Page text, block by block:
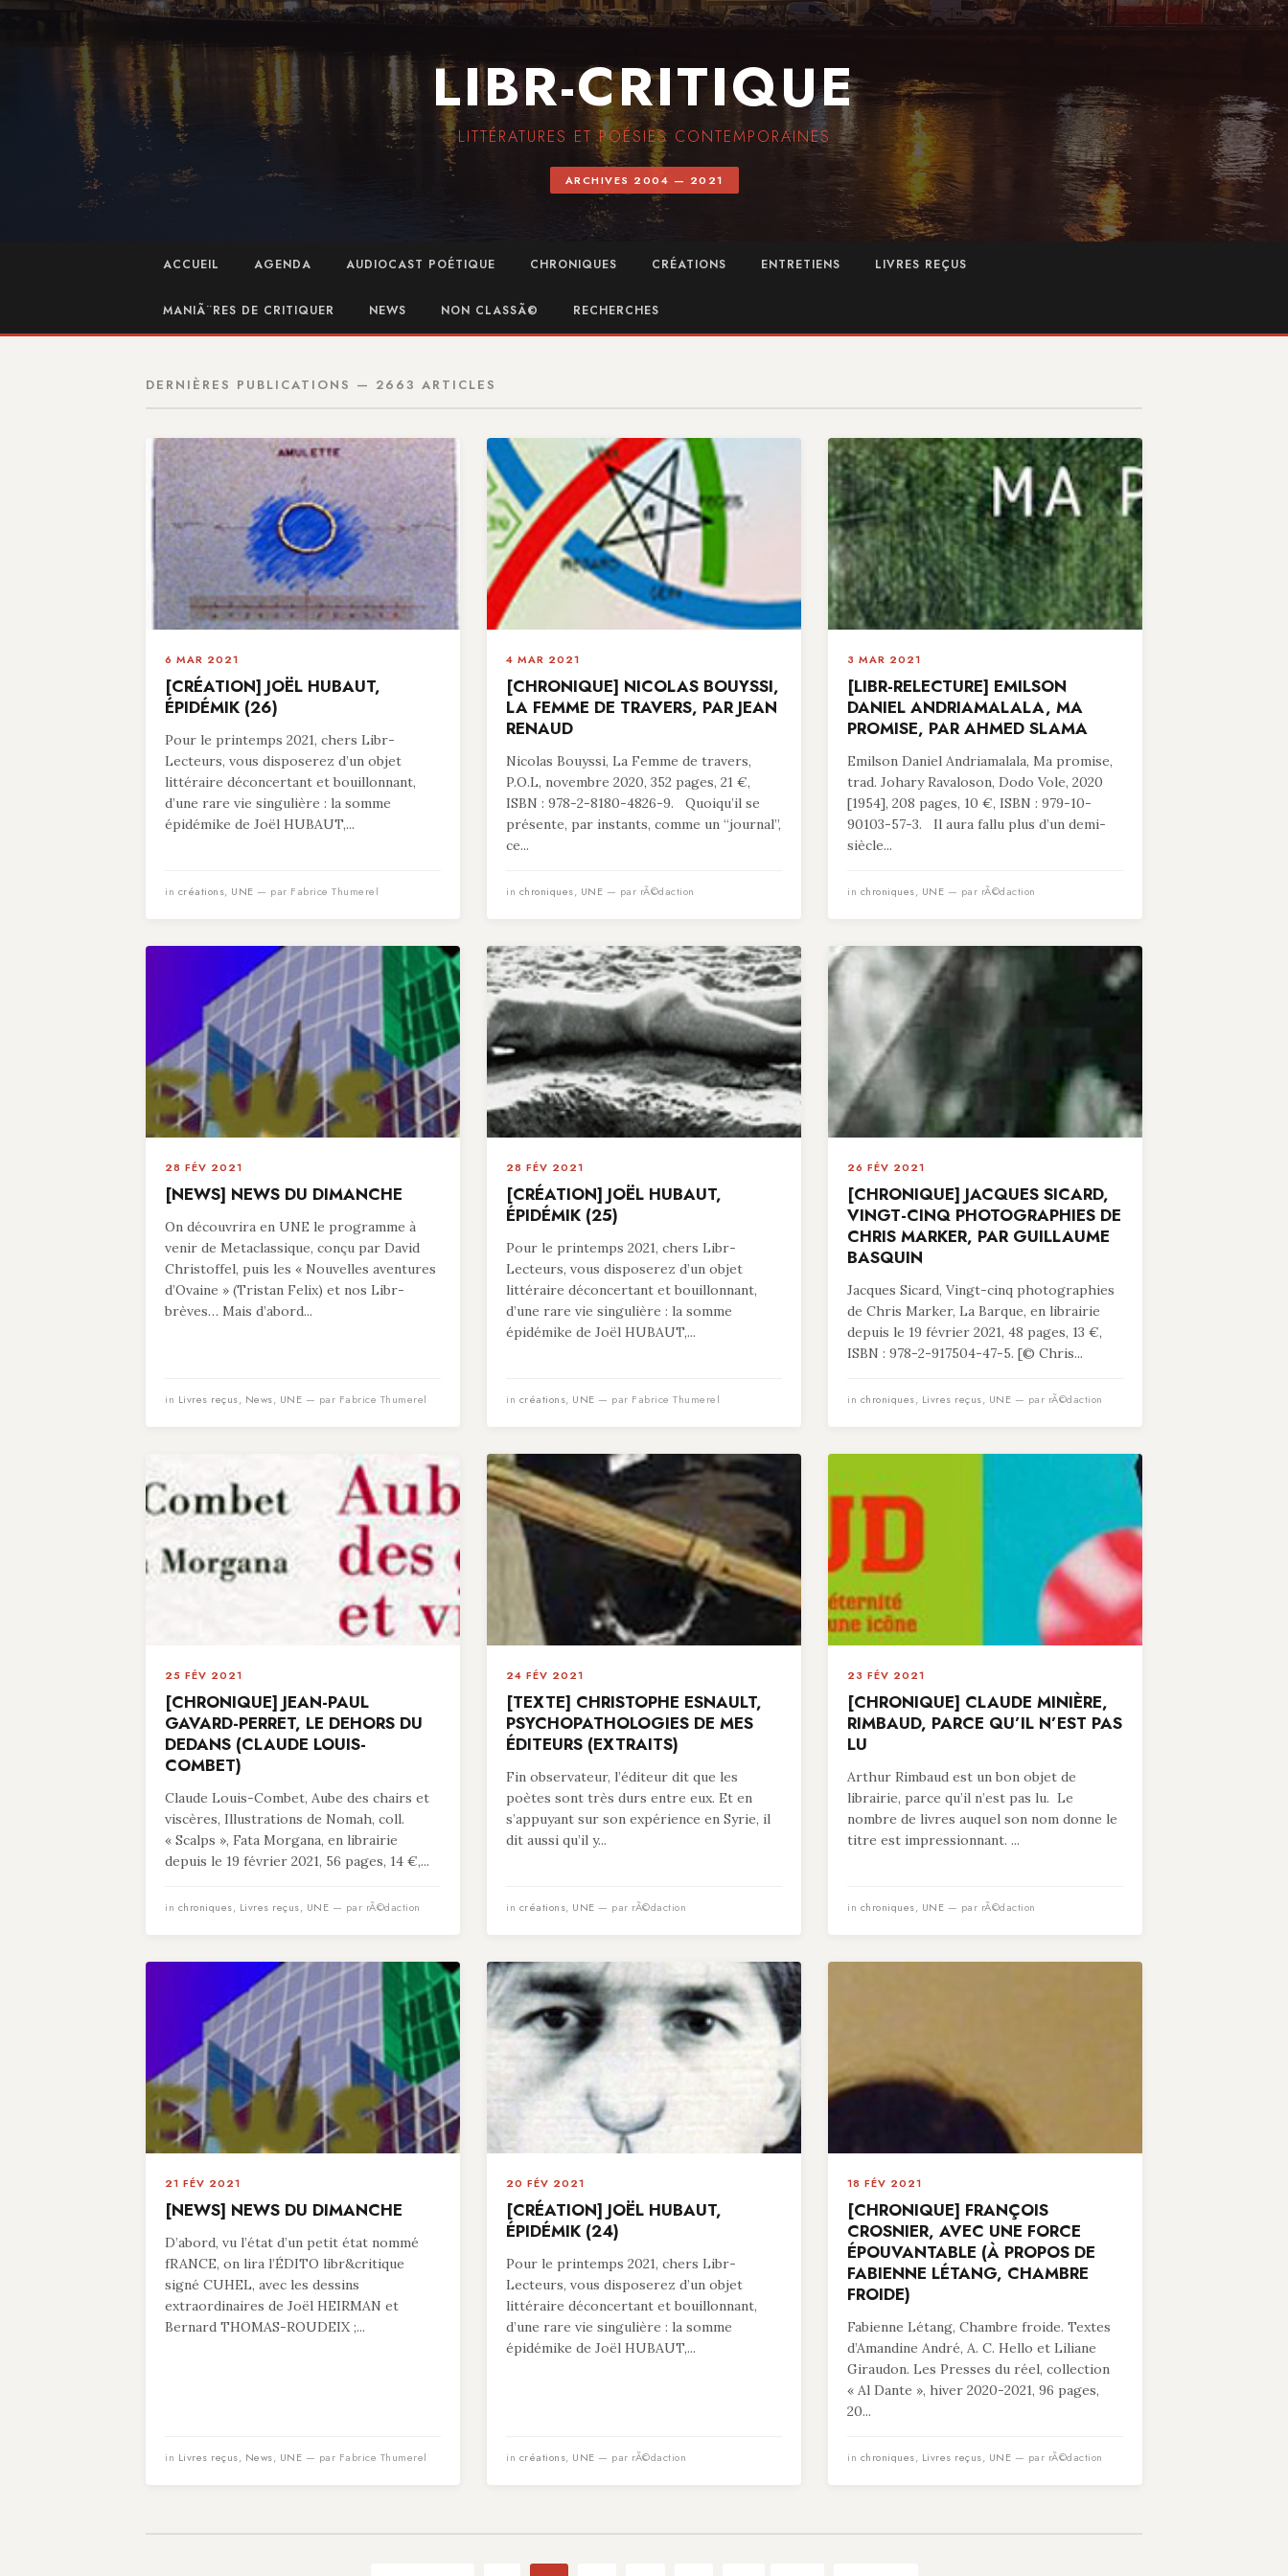
LIBR-CRITIQUE
LITTÉRATURES ET POÉSIES CONTEMPORAINES
ARCHIVES 2004 — 2021
ACCUEIL AGENDA AUDIOCAST POÉTIQUE CHRONIQUES CRÉATIONS ENTRETIENS LIVRES REÇUS
MANIÃ¨RES DE CRITIQUER NEWS NON CLASSÃ© RECHERCHES
DERNIÈRES PUBLICATIONS — 2663 ARTICLES
6 MAR 2021
[CRÉATION] JOËL HUBAUT,
ÉPIDÉMIK (26)
Pour le printemps 2021, chers Libr-
Lecteurs, vous disposerez d’un objet
littéraire déconcertant et bouillonnant,
d’une rare vie singulière : la somme
épidémike de Joël HUBAUT,...
in créations, UNE — par Fabrice Thumerel
4 MAR 2021
[CHRONIQUE] NICOLAS BOUYSSI,
LA FEMME DE TRAVERS, PAR JEAN
RENAUD
Nicolas Bouyssi, La Femme de travers,
P.O.L, novembre 2020, 352 pages, 21 €,
ISBN : 978-2-8180-4826-9. Quoiqu’il se
présente, par instants, comme un “journal”,
ce...
in chroniques, UNE — par rÃ©daction
3 MAR 2021
[LIBR-RELECTURE] EMILSON
DANIEL ANDRIAMALALA, MA
PROMISE, PAR AHMED SLAMA
Emilson Daniel Andriamalala, Ma promise,
trad. Johary Ravaloson, Dodo Vole, 2020
[1954], 208 pages, 10 €, ISBN : 979-10-
90103-57-3. Il aura fallu plus d’un demi-
siècle...
in chroniques, UNE — par rÃ©daction
28 FÉV 2021
[NEWS] NEWS DU DIMANCHE
On découvrira en UNE le programme à
venir de Metaclassique, conçu par David
Christoffel, puis les « Nouvelles aventures
d’Ovaine » (Tristan Felix) et nos Libr-
brèves… Mais d’abord...
in Livres reçus, News, UNE — par Fabrice Thumerel
28 FÉV 2021
[CRÉATION] JOËL HUBAUT,
ÉPIDÉMIK (25)
Pour le printemps 2021, chers Libr-
Lecteurs, vous disposerez d’un objet
littéraire déconcertant et bouillonnant,
d’une rare vie singulière : la somme
épidémike de Joël HUBAUT,...
in créations, UNE — par Fabrice Thumerel
26 FÉV 2021
[CHRONIQUE] JACQUES SICARD,
VINGT-CINQ PHOTOGRAPHIES DE
CHRIS MARKER, PAR GUILLAUME
BASQUIN
Jacques Sicard, Vingt-cinq photographies
de Chris Marker, La Barque, en librairie
depuis le 19 février 2021, 48 pages, 13 €,
ISBN : 978-2-917504-47-5. [© Chris...
in chroniques, Livres reçus, UNE — par rÃ©daction
25 FÉV 2021
[CHRONIQUE] JEAN-PAUL
GAVARD-PERRET, LE DEHORS DU
DEDANS (CLAUDE LOUIS-
COMBET)
Claude Louis-Combet, Aube des chairs et
viscères, Illustrations de Nomah, coll.
« Scalps », Fata Morgana, en librairie
depuis le 19 février 2021, 56 pages, 14 €,...
in chroniques, Livres reçus, UNE — par rÃ©daction
24 FÉV 2021
[TEXTE] CHRISTOPHE ESNAULT,
PSYCHOPATHOLOGIES DE MES
ÉDITEURS (EXTRAITS)
Fin observateur, l’éditeur dit que les
poètes sont très durs entre eux. Et en
s’appuyant sur son expérience en Syrie, il
dit aussi qu’il y...
in créations, UNE — par rÃ©daction
23 FÉV 2021
[CHRONIQUE] CLAUDE MINIÈRE,
RIMBAUD, PARCE QU’IL N’EST PAS
LU
Arthur Rimbaud est un bon objet de
librairie, parce qu’il n’est pas lu. Le
nombre de livres auquel son nom donne le
titre est impressionnant. ...
in chroniques, UNE — par rÃ©daction
21 FÉV 2021
[NEWS] NEWS DU DIMANCHE
D’abord, vu l’état d’un petit état nommé
fRANCE, on lira l’ÉDITO libr&critique
signé CUHEL, avec les dessins
extraordinaires de Joël HEIRMAN et
Bernard THOMAS-ROUDEIX ;...
in Livres reçus, News, UNE — par Fabrice Thumerel
20 FÉV 2021
[CRÉATION] JOËL HUBAUT,
ÉPIDÉMIK (24)
Pour le printemps 2021, chers Libr-
Lecteurs, vous disposerez d’un objet
littéraire déconcertant et bouillonnant,
d’une rare vie singulière : la somme
épidémike de Joël HUBAUT,...
in créations, UNE — par rÃ©daction
18 FÉV 2021
[CHRONIQUE] FRANÇOIS
CROSNIER, AVEC UNE FORCE
ÉPOUVANTABLE (À PROPOS DE
FABIENNE LÉTANG, CHAMBRE
FROIDE)
Fabienne Létang, Chambre froide. Textes
d’Amandine André, A. C. Hello et Liliane
Giraudon. Les Presses du réel, collection
« Al Dante », hiver 2020-2021, 96 pages,
20...
in chroniques, Livres reçus, UNE — par rÃ©daction